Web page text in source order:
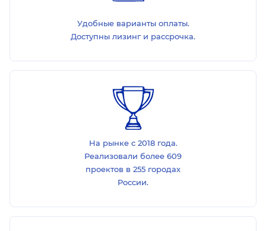
Удобные варианты оплаты.
Доступны лизинг и рассрочка.
На рынке с 2018 года.
Реализовали более 609
проектов в 255 городах
России.